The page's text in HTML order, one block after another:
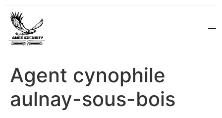
Agent cynophile
aulnay-sous-bois